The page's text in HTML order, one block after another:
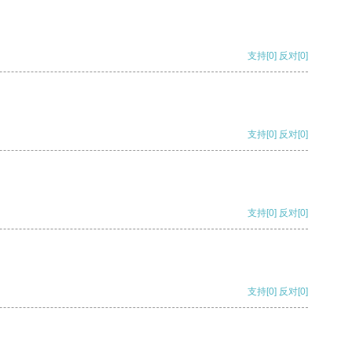
支持[0] 反对[0]
支持[0] 反对[0]
支持[0] 反对[0]
支持[0] 反对[0]